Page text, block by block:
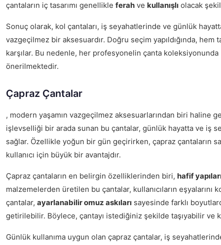
çantaların iç tasarımı genellikle ferah ve kullanışlı olacak
Sonuç olarak, kol çantaları, iş seyahatlerinde ve günlük
vazgeçilmez bir aksesuardır. Doğru seçim yapıldığında, hem
karşılar. Bu nedenle, her profesyonelin çanta koleksiyonunda
önerilmektedir.
Çapraz Çantalar
, modern yaşamın vazgeçilmez aksesuarlarından biri haline
işlevselliği bir arada sunan bu çantalar, günlük hayatta ve iş
sağlar. Özellikle yoğun bir gün geçirirken, çapraz çantaların
kullanıcı için büyük bir avantajdır.
Çapraz çantaların en belirgin özelliklerinden biri, hafif
malzemelerden üretilen bu çantalar, kullanıcıların eşyalarını
çantalar, ayarlanabilir omuz askıları sayesinde farklı
getirilebilir. Böylece, çantayı istediğiniz şekilde taşıyabilir ve
Günlük kullanıma uygun olan çapraz çantalar, iş